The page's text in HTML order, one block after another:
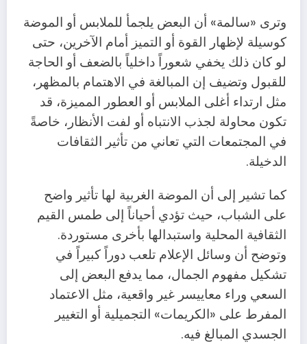
وترى «سالمة» أن البعض يلجمأ للملابس أو الموضة
كوسيلة لإظهار القوة أو التميز أمام الآخرين، حتى
لو كان ذلك يخفي شعوراً داخلياً بالضعف أو الحاجة
للقبول وتضيف إن المبالغة في الاهتمام بالمظهر،
مثل ارتداء أغلى الملابس أو العطور المميزة، قد
تكون محاولة لجذب الانتباه أو لفت الأنظار، خاصةً
في المجتمعات التي تعاني من تأثير الثقافات
الدخيلة.
كما تشير إلى أن الموضة الغربية لها تأثير واضح
على الشباب، حيث تؤدي أحياناً إلى طمس القيم
الثقافية المحلية واستبدالها بأخرى مستوردة.
وتوضح أن وسائل الإعلام تلعب دوراً كبيراً في
تشكيل مفهوم الجمال، مما يدفع البعض إلى
السعي وراء معاييسر غير واقعية، مثل الاعتماد
المفرط على «الكريمات» التجميلية أو التغيير
الجسدي المبالغ فيه.